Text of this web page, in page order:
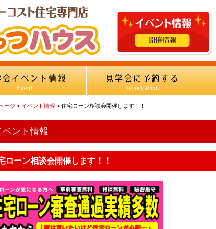
ージ > イベント情報 > 住宅ローン相談会開催します！！
ベント情報
ローン相談会開催します！！